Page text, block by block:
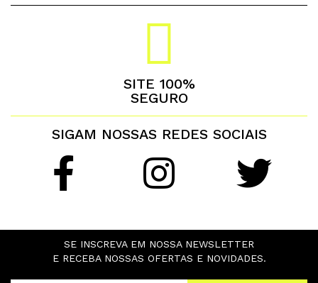
SITE 100%
SEGURO
SIGAM NOSSAS REDES SOCIAIS
SE INSCREVA EM NOSSA NEWSLETTER
E RECEBA NOSSAS OFERTAS E NOVIDADES.